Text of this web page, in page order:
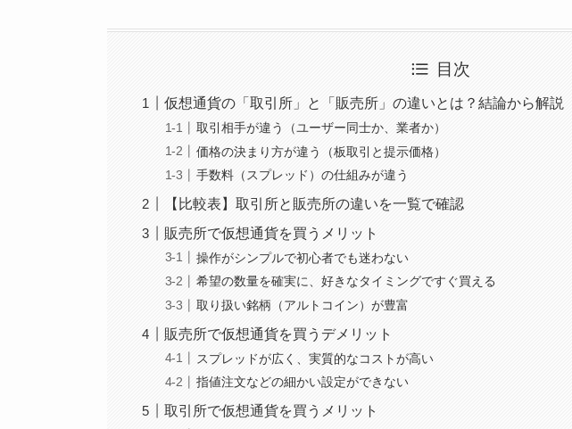
目次
仮想通貨の「取引所」と「販売所」の違いとは？結論から解説
取引相手が違う（ユーザー同士か、業者か）
価格の決まり方が違う（板取引と提示価格）
手数料（スプレッド）の仕組みが違う
【比較表】取引所と販売所の違いを一覧で確認
販売所で仮想通貨を買うメリット
操作がシンプルで初心者でも迷わない
希望の数量を確実に、好きなタイミングですぐ買える
取り扱い銘柄（アルトコイン）が豊富
販売所で仮想通貨を買うデメリット
スプレッドが広く、実質的なコストが高い
指値注文などの細かい設定ができない
取引所で仮想通貨を買うメリット